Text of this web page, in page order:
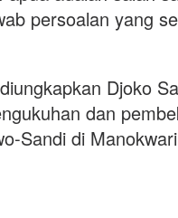
persoalan yang
Djoko
dan
Sandi di